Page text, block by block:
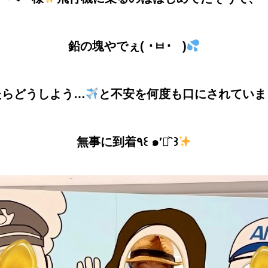
鉛の塊やでぇ( ･ㅂ･ )
どうしよう… と不安を何度も口にされてい
無事に到着٩꒰ ๑′◡͐`꒱